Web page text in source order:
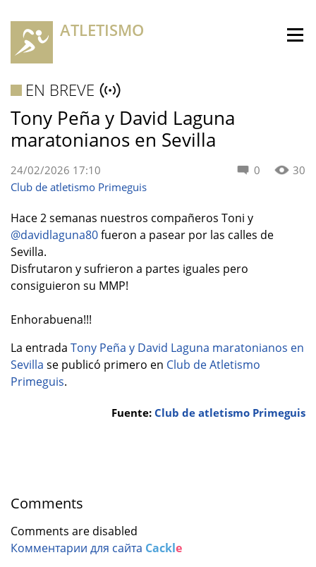
ATLETISMO
EN BREVE
Tony Peña y David Laguna
maratonianos en Sevilla
0 30
24/02/2026 17:10
Club de atletismo Primeguis
Hace 2 semanas nuestros compañeros Toni y
@davidlaguna80fueron a pasear por las calles de
Sevilla.
Disfrutaron y sufrieron a partes iguales pero
consiguieron su MMP!
Enhorabuena!!!
La entrada Tony Peña y David Laguna maratonianos en
Sevilla se publicó primero en Club de Atletismo
Primeguis.
Fuente: Club de atletismo Primeguis
Comments
Comments are disabled
Комментарии для сайта Cackle